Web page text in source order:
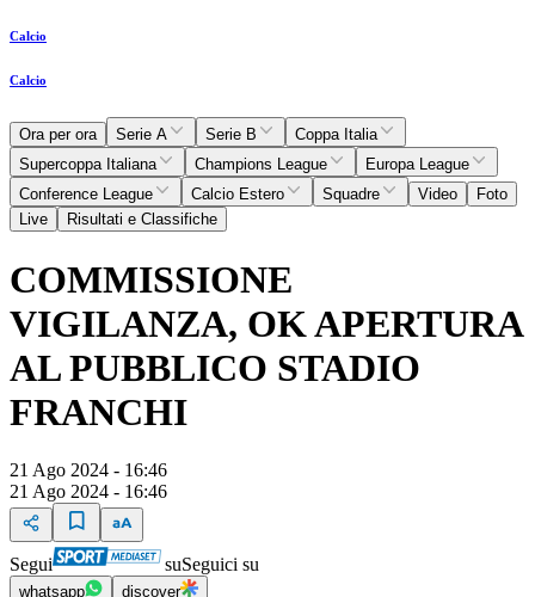
Calcio
Calcio
Ora per ora Serie A Serie B
Coppa Italia
Supercoppa Italiana
Champions League
Europa League
Conference League
Calcio Estero Squadre Video
Foto
Live
Risultati e Classifiche
COMMISSIONE
VIGILANZA, OK APERTURA
AL PUBBLICO STADIO
FRANCHI
21 Ago 2024 - 16:46
21 Ago 2024 - 16:46
Segui suSeguici su
whatsapp discover